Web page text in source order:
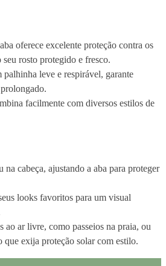
oferece excelente proteção contra os
seu rosto protegido e fresco.
palhinha leve e respirável, garante
facilmente com diversos estilos de
na cabeça, ajustando a aba para proteger
looks favoritos para um visual
ao ar livre, como passeios na praia, ou
que exija proteção solar com estilo.